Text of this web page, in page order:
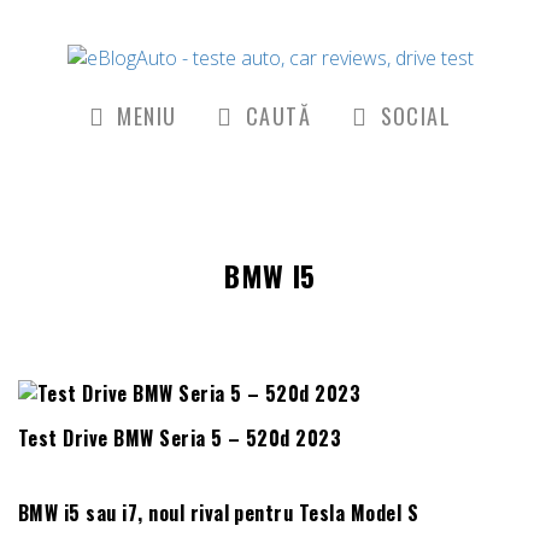
MENIU CAUTĂ SOCIAL
BMW I5
Test Drive BMW Seria 5 – 520d 2023
BMW i5 sau i7, noul rival pentru Tesla Model S